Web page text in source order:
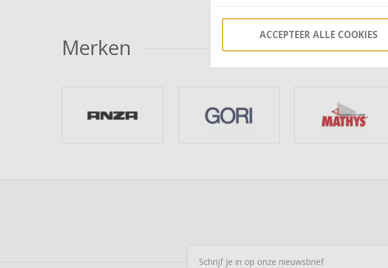
Merken ACCEPTEER ALLE COOKIES